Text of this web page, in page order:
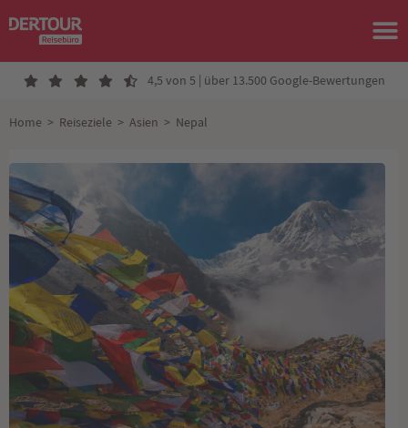
4,5 von 5 | über 13.500 Google-Bewertungen
Home > Reiseziele > Asien > Nepal